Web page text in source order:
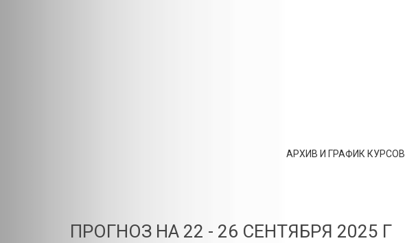
АРХИВ И ГРАФИК КУРСОВ
ПРОГНОЗ НА 22 - 26 СЕНТЯБРЯ 2025 Г